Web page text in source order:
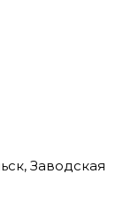
Заводская